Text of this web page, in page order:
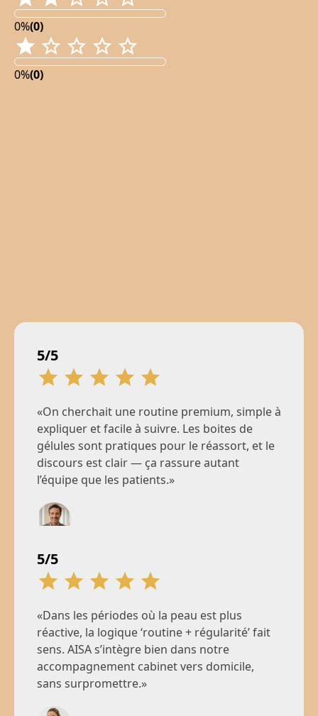
0%(0)
0%(0)
5/5
«On cherchait une routine premium, simple à
expliquer et facile à suivre. Les boites de
gélules sont pratiques pour le réassort, et le
discours est clair — ça rassure autant
l’équipe que les patients.»
Jean M.
Responsable de clinique, Paris
5/5
«Dans les périodes où la peau est plus
réactive, la logique ‘routine + régularité’ fait
sens. AISA s’intègre bien dans notre
accompagnement cabinet vers domicile,
sans surpromettre.»